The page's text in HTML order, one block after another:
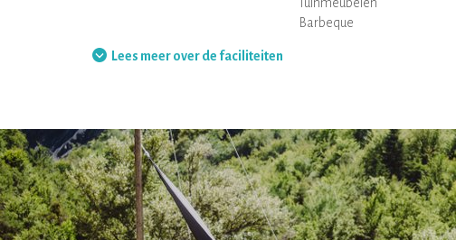
Barbeque
Lees meer over de faciliteiten